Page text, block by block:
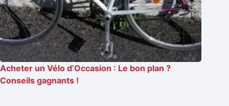
Acheter un Vélo d’Occasion : Le bon plan ?
Conseils gagnants !